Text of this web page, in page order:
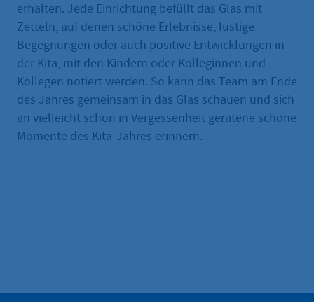
erhalten. Jede Einrichtung befüllt das Glas mit
Zetteln, auf denen schöne Erlebnisse, lustige
Begegnungen oder auch positive Entwicklungen in
der Kita, mit den Kindern oder Kolleginnen und
Kollegen notiert werden. So kann das Team am Ende
des Jahres gemeinsam in das Glas schauen und sich
an vielleicht schon in Vergessenheit geratene schöne
Momente des Kita-Jahres erinnern.